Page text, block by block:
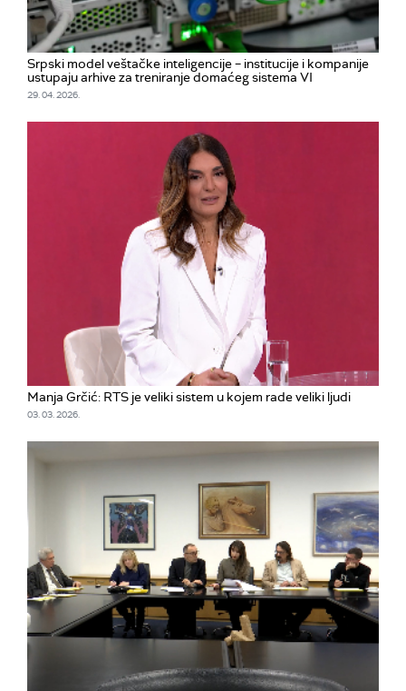
Srpski model veštačke inteligencije – institucije i kompanije
ustupaju arhive za treniranje domaćeg sistema VI
29. 04. 2026.
Manja Grčić: RTS je veliki sistem u kojem rade veliki ljudi
03. 03. 2026.